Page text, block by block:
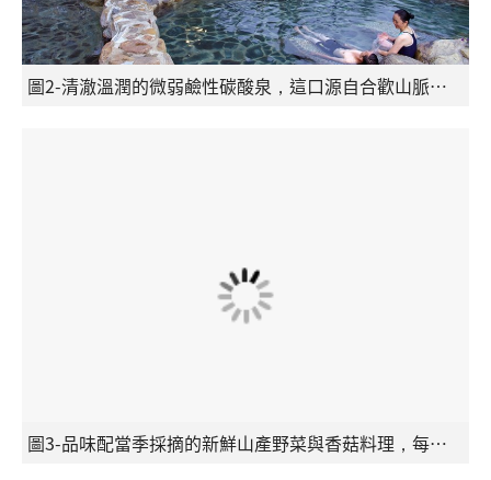
圖2-清澈溫潤的微弱鹼性碳酸泉，這口源自合歡山脈的「合歡聖泉」，以最純淨的水質撫慰每位旅人的疲憊。（參山管理處提供）
圖3-品味配當季採摘的新鮮山產野菜與香菇料理，每一口都是來自大地的真切滋味，完美詮釋了「最高 CP 值」的味蕾享受。